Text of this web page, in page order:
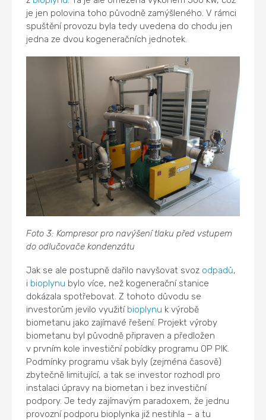
je jen polovina toho původně zamýšleného. V rámci
spuštění provozu byla tedy uvedena do chodu jen
jedna ze dvou kogeneračních jednotek.
Foto 3: Kompresor pro navýšení tlaku před vstupem
do odlučovače kondenzátu
Jak se ale postupně dařilo navyšovat svoz odpadů,
i bioplynu bylo více, než kogenerační stanice
dokázala spotřebovat. Z tohoto důvodu se
investorům jevilo využití bioplynu k výrobě
biometanu jako zajímavé řešení. Projekt výroby
biometanu byl původně připraven a předložen
v prvním kole investiční pobídky programu OP PIK.
Podmínky programu však byly (zejména časově)
zbytečně limitující, a tak se investor rozhodl pro
instalaci úpravy na biometan i bez investiční
podpory. Je tedy zajímavým paradoxem, že jednu
provozní podporu bioplynka již nestihla – a tu